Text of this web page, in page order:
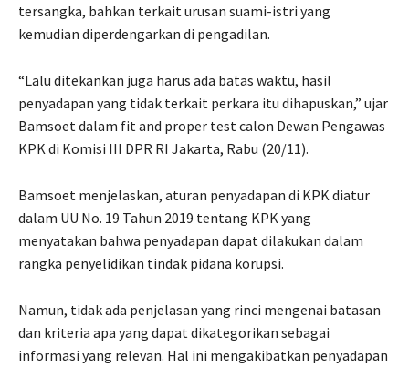
tersangka, bahkan terkait urusan suami-istri yang
kemudian diperdengarkan di pengadilan.
“Lalu ditekankan juga harus ada batas waktu, hasil
penyadapan yang tidak terkait perkara itu dihapuskan,” ujar
Bamsoet dalam fit and proper test calon Dewan Pengawas
KPK di Komisi III DPR RI Jakarta, Rabu (20/11).
Bamsoet menjelaskan, aturan penyadapan di KPK diatur
dalam UU No. 19 Tahun 2019 tentang KPK yang
menyatakan bahwa penyadapan dapat dilakukan dalam
rangka penyelidikan tindak pidana korupsi.
Namun, tidak ada penjelasan yang rinci mengenai batasan
dan kriteria apa yang dapat dikategorikan sebagai
informasi yang relevan. Hal ini mengakibatkan penyadapan